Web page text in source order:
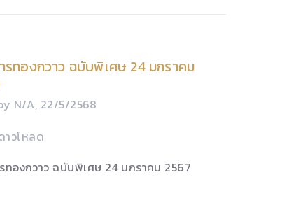
รทองกวาว ฉบับพิเศษ 24 มกราคม
N/A, 22/5/2568
าวโหลด
ทองกวาว ฉบับพิเศษ 24 มกราคม 2567